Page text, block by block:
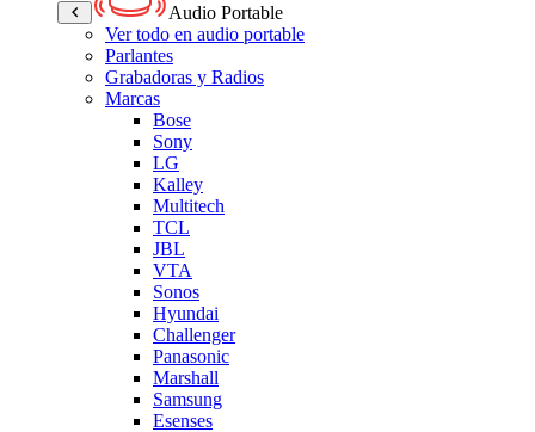
Audio Portable
Ver todo en audio portable
Parlantes
Grabadoras y Radios
Marcas
Bose
Sony
LG
Kalley
Multitech
TCL
JBL
VTA
Sonos
Hyundai
Challenger
Panasonic
Marshall
Samsung
Esenses